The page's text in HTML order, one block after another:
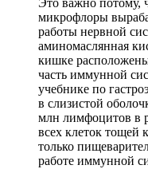
микрофлоры
работы нервной
аминомаслянная
кишке
часть иммунной
учебнике по
в слизистой
млн лимфоцитов в
всех клеток тощей
только
работе иммунной